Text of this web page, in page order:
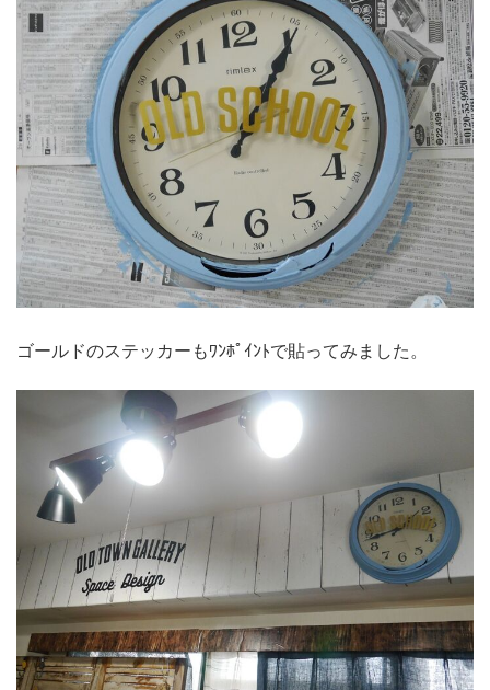
ゴールドのステッカーもﾜﾝﾎﾟｲﾝﾄで貼ってみました。